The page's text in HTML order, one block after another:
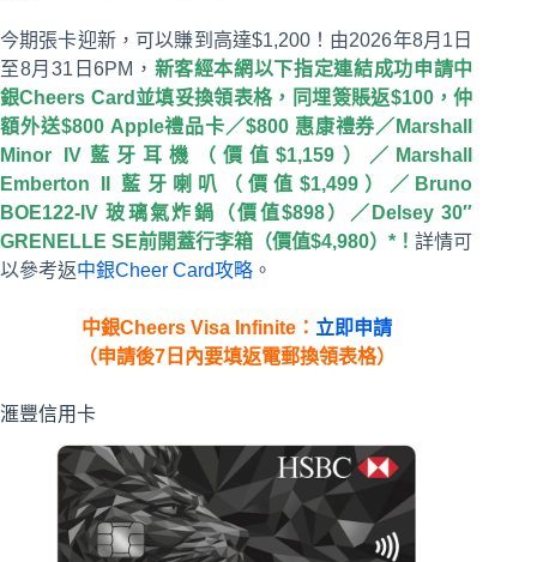
今期張卡迎新，可以賺到高達$1,200！由2026年8月1日
至8月31日6PM， 新客經本網以下指定連結成功申請中
銀Cheers Card並填妥換領表格，同埋簽賬返$100，仲
額外送$800 Apple禮品卡／$800 惠康禮券／Marshall
Minor IV藍牙耳機（價值$1,159）／Marshall
Emberton II 藍牙喇叭（價值$1,499）／Bruno
BOE122-IV 玻璃氣炸鍋（價值$898）／Delsey 30″
GRENELLE SE前開蓋行李箱（價值$4,980）*！詳情可
以參考返中銀Cheer Card攻略 。
中銀Cheers Visa Infinite： 立即申請
（申請後7日內要填返電郵換領表格）
滙豐信用卡